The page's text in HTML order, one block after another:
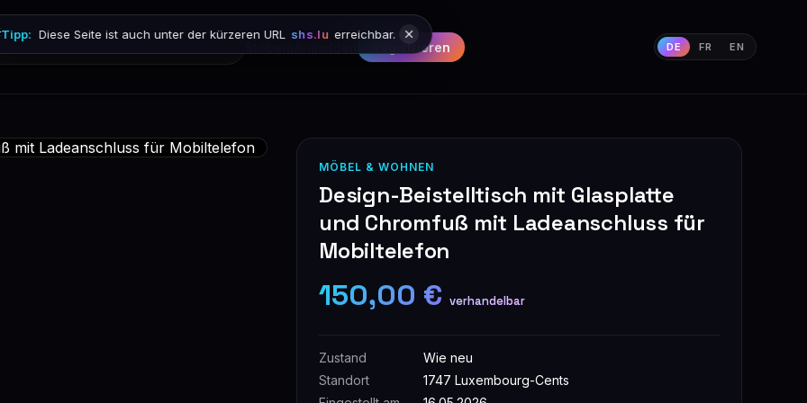
Registrieren DE FR EN
Tipp: Diese Seite ist auch unter der kürzeren URL shs.lu erreichbar.
MÖBEL & WOHNEN
Design-Beistelltisch mit Glasplatte
und Chromfuß mit Ladeanschluss für
Mobiltelefon
150,00 € verhandelbar
Zustand
Wie neu
Standort
1747 Luxembourg-Cents